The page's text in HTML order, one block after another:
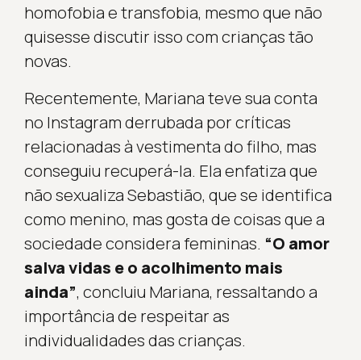
homofobia e transfobia, mesmo que não
quisesse discutir isso com crianças tão
novas.
Recentemente, Mariana teve sua conta
no Instagram derrubada por críticas
relacionadas à vestimenta do filho, mas
conseguiu recuperá-la. Ela enfatiza que
não sexualiza Sebastião, que se identifica
como menino, mas gosta de coisas que a
sociedade considera femininas. “O amor
salva vidas e o acolhimento mais
ainda”, concluiu Mariana, ressaltando a
importância de respeitar as
individualidades das crianças.